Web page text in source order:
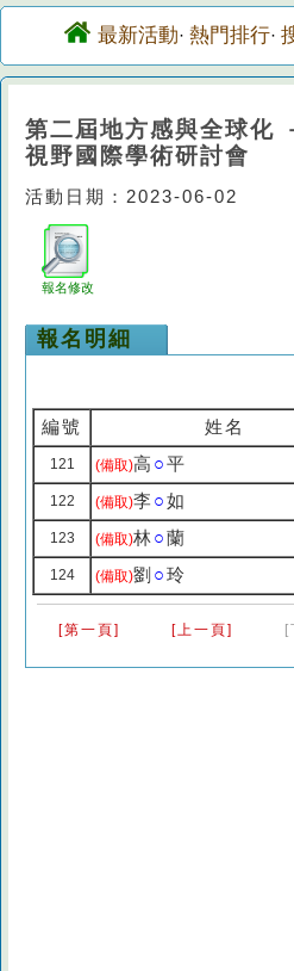
最新活動· 熱門排行·
第二屆地方感與全球化
視野國際學術研討會
活動日期：2023-06-02
報名修改
報名明細
編號 姓名
121 (備取)高 ○平
122 (備取)李○如
123 (備取)林○蘭
124 (備取)劉 ○玲
[第一頁] [上一頁] [